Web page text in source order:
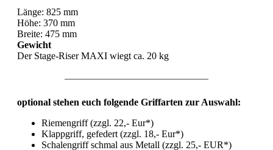
Länge: 825 mm
Höhe: 370 mm
Breite: 475 mm
Gewicht
Der Stage-Riser MAXI wiegt ca. 20 kg
optional stehen euch folgende Griffarten zur Auswahl:
Riemengriff (zzgl. 22,- Eur*)
Klappgriff, gefedert (zzgl. 18,- Eur*)
Schalengriff schmal aus Metall (zzgl. 25,- EUR*)